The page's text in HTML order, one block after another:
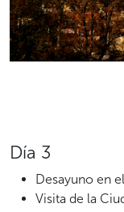
Día 3
Desayuno en
Visita de la